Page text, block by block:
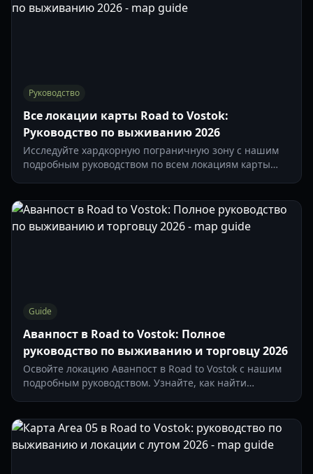
Руководство
Все локации карты Road to Vostok:
Руководство по выживанию 2026
Исследуйте хардкорную пограничную зону с нашим
подробным руководством по всем локациям карты
Guide
Аванпост в Road to Vostok: Полное
руководство по выживанию и торговцу 2026
Освойте локацию Аванпост в Road to Vostok с нашим
подробным руководством. Узнайте, как найти